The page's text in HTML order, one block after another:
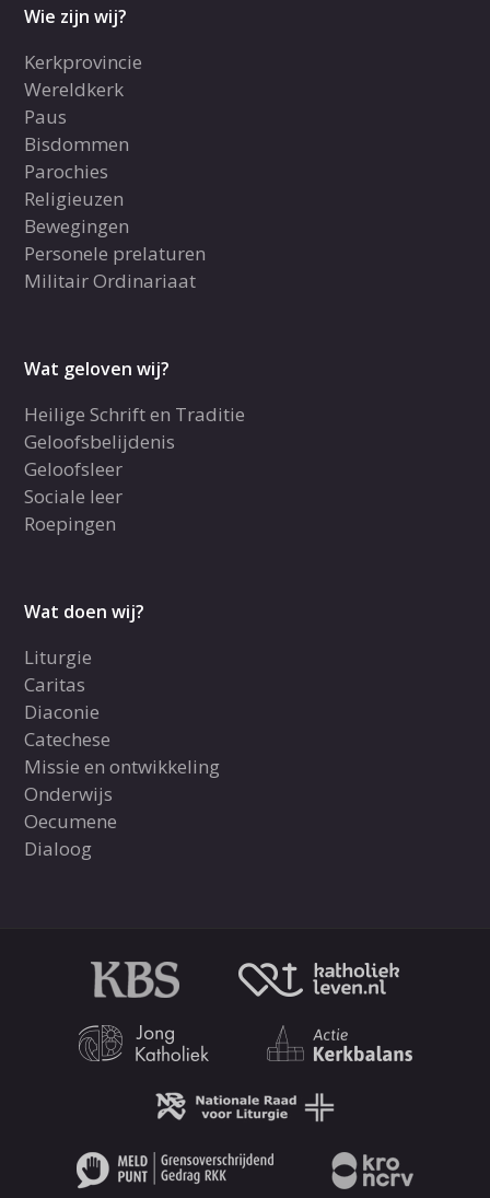
Wie zijn wij?
Kerkprovincie
Wereldkerk
Paus
Bisdommen
Parochies
Religieuzen
Bewegingen
Personele prelaturen
Militair Ordinariaat
Wat geloven wij?
Heilige Schrift en Traditie
Geloofsbelijdenis
Geloofsleer
Sociale leer
Roepingen
Wat doen wij?
Liturgie
Caritas
Diaconie
Catechese
Missie en ontwikkeling
Onderwijs
Oecumene
Dialoog